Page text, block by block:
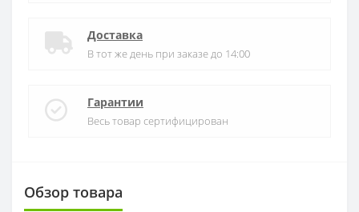
Доставка
В тот же день при заказе до 14:00
Гарантии
Весь товар сертифицирован
Обзор товара